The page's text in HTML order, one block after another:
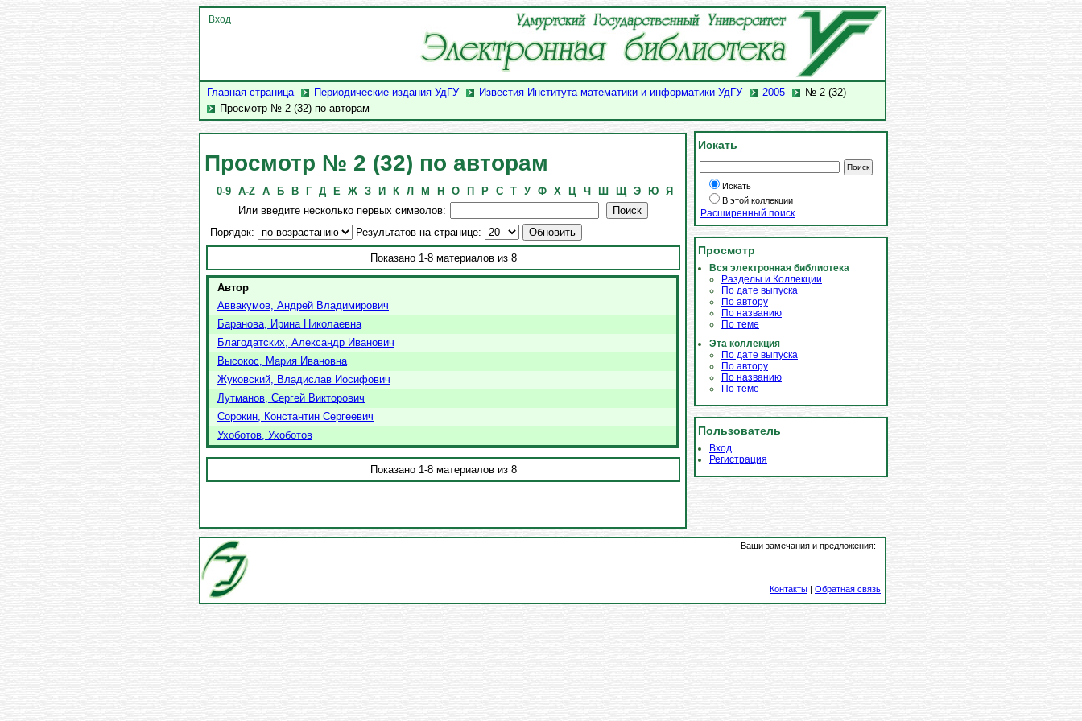
Главная страница Периодические издания УдГУ Известия Института математики и информатики УдГУ 2005
№ 2 (32)
Просмотр № 2 (32) по авторам
Вход
Просмотр № 2 (32) по авторам
0-9 A-Z А Б В Г Д Е Ж З И К Л М Н О П Р С Т У Ф Х Ц Ч Ш Щ Э Ю Я
Или введите несколько первых символов:
Порядок:
Результатов на странице:
Показано 1-8 материалов из 8
Автор
Аввакумов, Андрей Владимирович
Баранова, Ирина Николаевна
Благодатских, Александр Иванович
Высокос, Мария Ивановна
Жуковский, Владислав Иосифович
Лутманов, Сергей Викторович
Сорокин, Константин Сергеевич
Ухоботов, Ухоботов
Показано 1-8 материалов из 8
Искать
Искать
В этой коллекции
Расширенный поиск
Просмотр
Вся электронная библиотека
Разделы и Коллекции
По дате выпуска
По автору
По названию
По теме
Эта коллекция
По дате выпуска
По автору
По названию
По теме
Пользователь
Вход
Регистрация
Ваши замечания и предложения:
Контакты | Обратная связь